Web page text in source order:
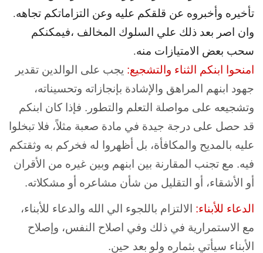
تأخيره وأخبروه عن قلقكم عليه وعن التزاماتكم تجاهه.
وان اصر بعد ذلك علي السلوك المخالف ،فيمكنكم
سحب بعض الامتيازات منه.
امنحوا ابنكم الثناء والتشجيع: يجب على الوالدين تقدير
جهود ابنهم المراهق والإشادة بإنجازاته وتحسيناته،
وتشجيعه على مواصلة التعلم والتطور. فإذا كان ابنكم
قد حصل على درجة جيدة في مادة صعبة مثلاً، فلا تبخلوا
عليه بالمديح والمكافأة، بل أظهروا له فخركم به وثقتكم
فيه. مع تجنب المقارنة بين ابنهم وبين غيره من الأقران
أو الأشقاء، أو التقليل من شأن مشاعره أو مشكلاته.
الدعاء للأبناء: الالتزام باللجوء الي الله والدعاء للأبناء،
مع الاستمرارية في ذلك وفي اصلاح النفس، وإصلاح
الأبناء سيأتي بثماره ولو بعد حين.